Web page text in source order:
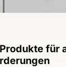
für